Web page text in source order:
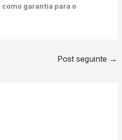
garantia para o
Post seguinte →